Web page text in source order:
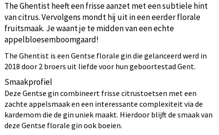
The Ghentist heeft een frisse aanzet met een subtiele hint
van citrus. Vervolgens mondt hij uit in een eerder florale
fruitsmaak. Je waant je te midden van een echte
appelbloesemboomgaard!
The Ghentist is een Gentse florale gin die gelanceerd werd in
2018 door 2 broers uit liefde voor hun geboortestad Gent.
Smaakprofiel
Deze Gentse gin combineert frisse citrustoetsen met een
zachte appelsmaak en een interessante complexiteit via de
kardemom die de gin uniek maakt. Hierdoor blijft de smaak van
deze Gentse florale gin ook boeien.